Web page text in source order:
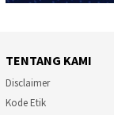
TENTANG KAMI
Disclaimer
Kode Etik